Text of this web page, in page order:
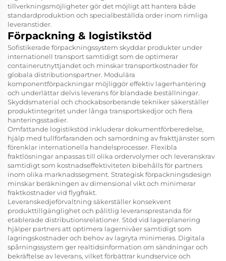
tillverkningsmöjligheter gör det möjligt att hantera både
standardproduktion och specialbeställda order inom rimliga
leveranstider.
Förpackning & logistikstöd
Sofistikerade förpackningssystem skyddar produkter under
internationell transport samtidigt som de optimerar
containerutnyttjandet och minskar transportkostnader för
globala distributionspartner. Modulära
komponentförpackningar möjliggör effektiv lagerhantering
och underlättar delvis leverans för blandade beställningar.
Skyddsmaterial och chockabsorberande tekniker säkerställer
produktintegritet under långa transportskedjor och flera
hanteringsstadier.
Omfattande logistikstöd inkluderar dokumentförberedelse,
hjälp med tullförfaranden och samordning av frakttjänster som
förenklar internationella handelsprocesser. Flexibla
fraktlösningar anpassas till olika ordervolymer och leveranskrav
samtidigt som kostnadseffektiviteten bibehålls för partners
inom olika marknadssegment. Strategisk förpackningsdesign
minskar beräkningen av dimensional vikt och minimerar
fraktkostnader vid flygfrakt.
Leveranskedjeförvaltning säkerställer konsekvent
produkttillgänglighet och pålitlig leveransprestanda för
etablerade distributionsrelationer. Stöd vid lagerplanering
hjälper partners att optimera lagernivåer samtidigt som
lagringskostnader och behov av lagryta minimeras. Digitala
spårningssystem ger realtidsinformation om sändningar och
bekräftelse av leverans, vilket förbättrar kundservice och